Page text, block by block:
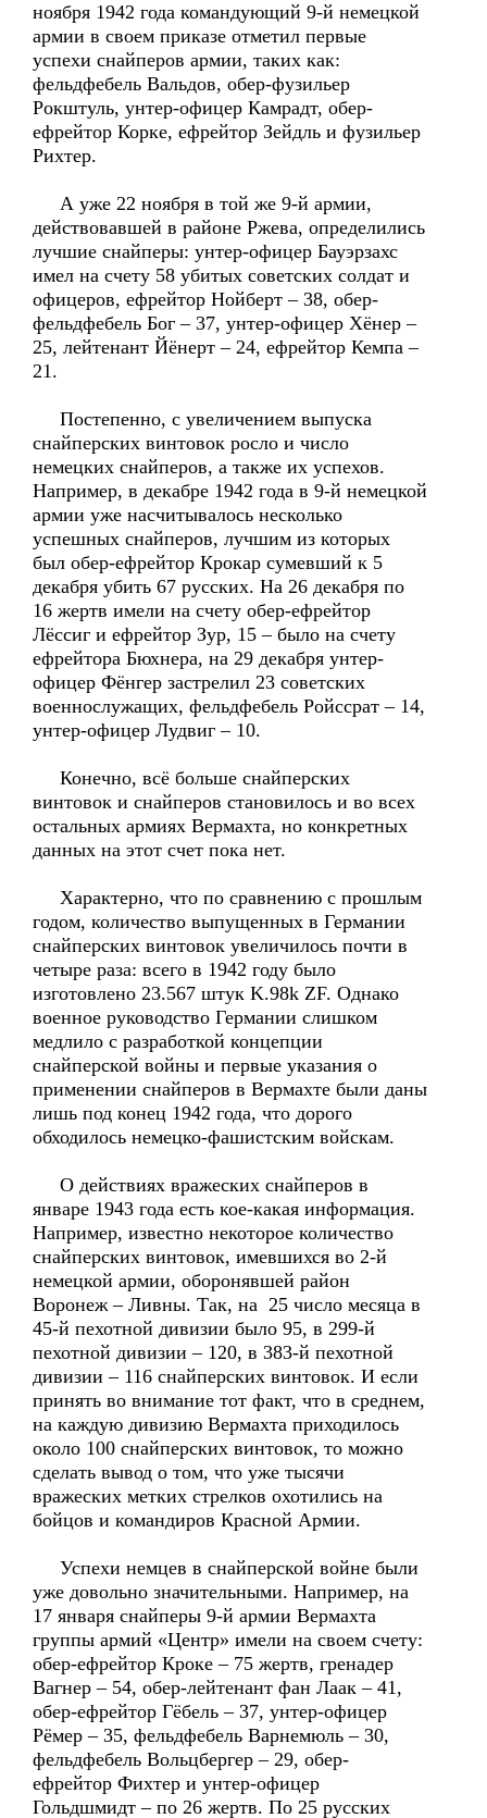
ноября 1942 года командующий 9-й немецкой
армии в своем приказе отметил первые
успехи снайперов армии, таких как:
фельдфебель Вальдов, обер-фузильер
Рокштуль, унтер-офицер Камрадт, обер-
ефрейтор Корке, ефрейтор Зейдль и фузильер
Рихтер.
А уже 22 ноября в той же 9-й армии,
действовавшей в районе Ржева, определились
лучшие снайперы: унтер-офицер Бауэрзахс
имел на счету 58 убитых советских солдат и
офицеров, ефрейтор Нойберт – 38, обер-
фельдфебель Бог – 37, унтер-офицер Хёнер –
25, лейтенант Йёнерт – 24, ефрейтор Кемпа –
21.
Постепенно, с увеличением выпуска
снайперских винтовок росло и число
немецких снайперов, а также их успехов.
Например, в декабре 1942 года в 9-й немецкой
армии уже насчитывалось несколько
успешных снайперов, лучшим из которых
был обер-ефрейтор Крокар сумевший к 5
декабря убить 67 русских. На 26 декабря по
16 жертв имели на счету обер-ефрейтор
Лёссиг и ефрейтор Зур, 15 – было на счету
ефрейтора Бюхнера, на 29 декабря унтер-
офицер Фёнгер застрелил 23 советских
военнослужащих, фельдфебель Ройссрат – 14,
унтер-офицер Лудвиг – 10.
Конечно, всё больше снайперских
винтовок и снайперов становилось и во всех
остальных армиях Вермахта, но конкретных
данных на этот счет пока нет.
Характерно, что по сравнению с прошлым
годом, количество выпущенных в Германии
снайперских винтовок увеличилось почти в
четыре раза: всего в 1942 году было
изготовлено 23.567 штук K.98k ZF. Однако
военное руководство Германии слишком
медлило с разработкой концепции
снайперской войны и первые указания о
применении снайперов в Вермахте были даны
лишь под конец 1942 года, что дорого
обходилось немецко-фашистским войскам.
О действиях вражеских снайперов в
январе 1943 года есть кое-какая информация.
Например, известно некоторое количество
снайперских винтовок, имевшихся во 2-й
немецкой армии, оборонявшей район
Воронеж – Ливны. Так, на 25 число месяца в
45-й пехотной дивизии было 95, в 299-й
пехотной дивизии – 120, в 383-й пехотной
дивизии – 116 снайперских винтовок. И если
принять во внимание тот факт, что в среднем,
на каждую дивизию Вермахта приходилось
около 100 снайперских винтовок, то можно
сделать вывод о том, что уже тысячи
вражеских метких стрелков охотились на
бойцов и командиров Красной Армии.
Успехи немцев в снайперской войне были
уже довольно значительными. Например, на
17 января снайперы 9-й армии Вермахта
группы армий «Центр» имели на своем счету:
обер-ефрейтор Кроке – 75 жертв, гренадер
Вагнер – 54, обер-лейтенант фан Лаак – 41,
обер-ефрейтор Гёбель – 37, унтер-офицер
Рёмер – 35, фельдфебель Варнемюль – 30,
фельдфебель Вольцбергер – 29, обер-
ефрейтор Фихтер и унтер-офицер
Гольдшмидт – по 26 жертв. По 25 русских